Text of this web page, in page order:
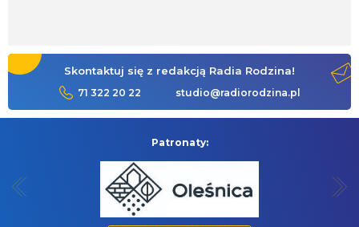
Skontaktuj się z redakcją Radia Rodzina!
71 322 20 22 studio@radiorodzina.pl
Patronaty: